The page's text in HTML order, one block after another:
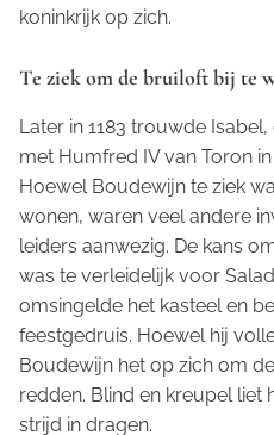
koninkrijk op zich.
Te ziek om de bruiloft bij te
Later in 1183 trouwde
met Humfred IV van Toron
Hoewel Boudewijn te ziek
wonen, waren veel andere
leiders aanwezig. De kans
was te verleidelijk voor
omsingelde het kasteel en
feestgedruis. Hoewel hij
Boudewijn het op zich om
redden. Blind en kreupel liet
strijd in dragen.